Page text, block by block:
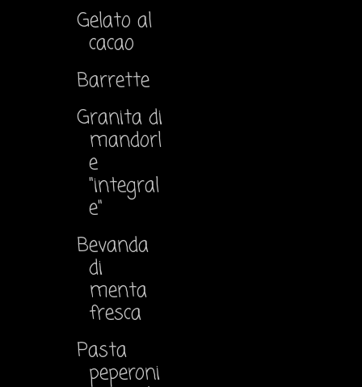
Gelato al
cacao
Barrette
Granita di
mandorl
e
"integral
e"
Bevanda
di
menta
fresca
Pasta
peperoni